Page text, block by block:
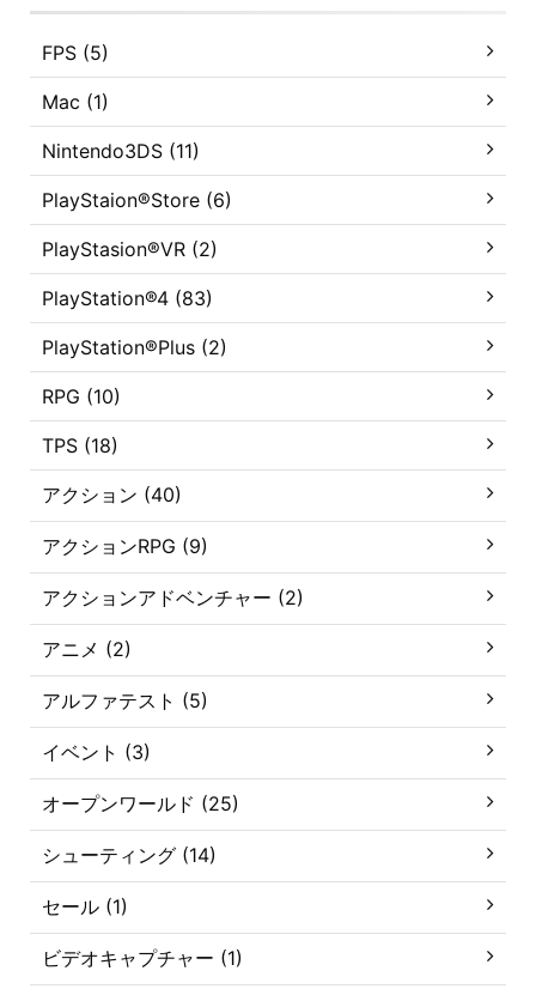
FPS (5)
Mac (1)
Nintendo3DS (11)
PlayStaion®Store (6)
PlayStasion®VR (2)
PlayStation®4 (83)
PlayStation®Plus (2)
RPG (10)
TPS (18)
アクション (40)
アクションRPG (9)
アクションアドベンチャー (2)
アニメ (2)
アルファテスト (5)
イベント (3)
オープンワールド (25)
シューティング (14)
セール (1)
ビデオキャプチャー (1)